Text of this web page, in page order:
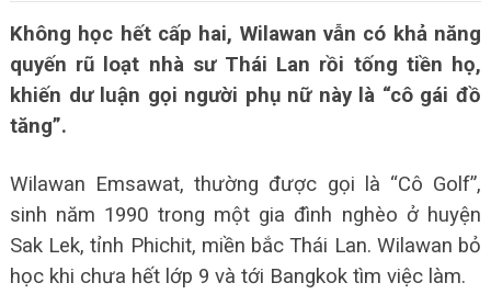
Không học hết cấp hai, Wilawan vẫn có khả năng
quyến rũ loạt nhà sư Thái Lan rồi tống tiền họ,
khiến dư luận gọi người phụ nữ này là “cô gái đồ
tăng”.
Wilawan Emsawat, thường được gọi là “Cô Golf”,
sinh năm 1990 trong một gia đình nghèo ở huyện
Sak Lek, tỉnh Phichit, miền bắc Thái Lan. Wilawan bỏ
học khi chưa hết lớp 9 và tới Bangkok tìm việc làm.